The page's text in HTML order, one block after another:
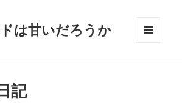
は甘いだろうか
記